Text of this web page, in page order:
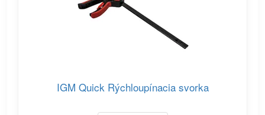
IGM Quick Rýchloupínacia svorka